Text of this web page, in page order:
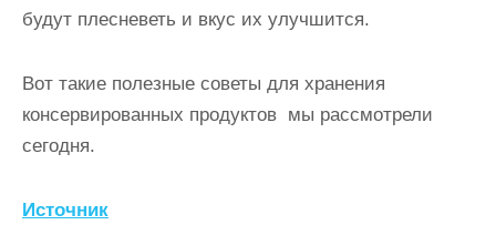
будут плесневеть и вкус их улучшится.
Вот такие полезные советы для хранения
консервированных продуктов мы рассмотрели
сегодня.
Источник